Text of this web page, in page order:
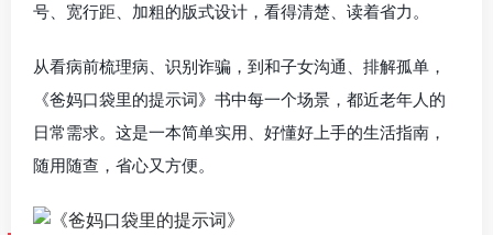
号、宽行距、加粗的版式设计，看得清楚、读着省力。
从看病前梳理病、识别诈骗，到和子女沟通、排解孤单，
《爸妈口袋里的提示词》书中每一个场景，都近老年人的
日常需求。这是一本简单实用、好懂好上手的生活指南，
随用随查，省心又方便。